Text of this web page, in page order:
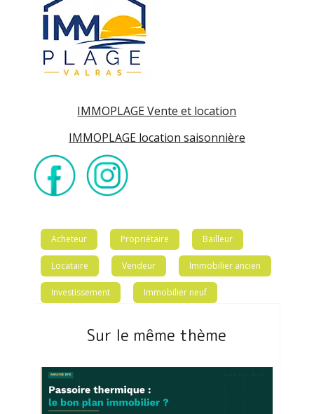
IMMOPLAGE Vente et location
IMMOPLAGE location saisonnière
Acheteur Propriétaire Bailleur
Locataire Vendeur Immobilier ancien
Investissement Immobilier neuf
Sur le même thème